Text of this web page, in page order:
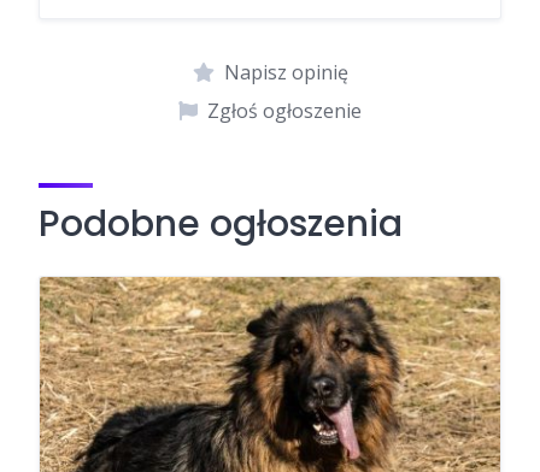
Napisz opinię
Zgłoś ogłoszenie
Podobne ogłoszenia